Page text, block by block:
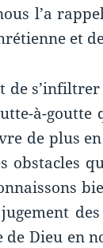
l’a
et
de
à-
de plus
obstacles
Dieu en